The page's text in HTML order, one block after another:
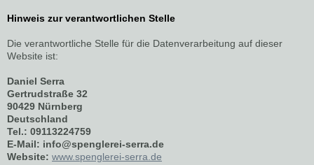
Hinweis zur verantwortlichen Stelle
Die verantwortliche Stelle für die Datenverarbeitung auf dieser
Website ist:
Daniel Serra
Gertrudstraße 32
90429 Nürnberg
Deutschland
Tel.: 09113224759
E-Mail: info@spenglerei-serra.de
Website: www.spenglerei-serra.de